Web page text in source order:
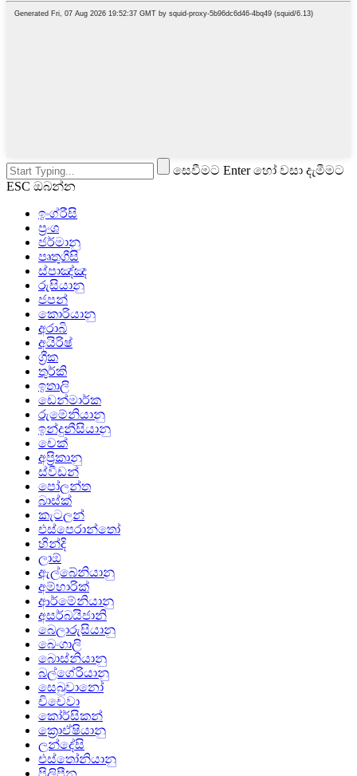
සෙවීමට Enter හෝ වසා දැමීමට
ESC ඔබන්න
ඉංග්රීසි
ප්‍රංශ
ජර්මානු
පෘතුගීසි
ස්පාඤ්ඤ
රුසියානු
ජපන්
කොරියානු
අරාබි
අයිරිෂ්
ග්‍රීක
තුර්කි
ඉතාලි
ඩෙන්මාර්ක
රුමේනියානු
ඉන්දුනීසියානු
චෙක්
අප්‍රිකානු
ස්වීඩන්
පෝලන්ත
බාස්ක්
කැටලන්
එස්පෙරාන්තෝ
හින්දි
ලාඕ
ඇල්බේනියානු
අම්හාරික්
ආර්මේනියානු
අසර්බයිජානි
බෙලාරුසියානු
බෙංගාලි
බොස්නියානු
බල්ගේරියානු
සෙබුවානෝ
චිචෙවා
කෝර්සිකන්
ක්‍රොඒෂියානු
ලන්දේසි
එස්තෝනියානු
පිලිපීන